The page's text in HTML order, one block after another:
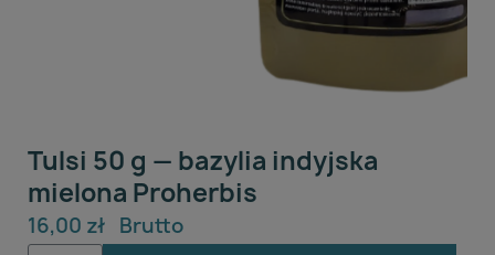
Tulsi 50 g — bazylia indyjska
mielona Proherbis
16,00 zł Brutto